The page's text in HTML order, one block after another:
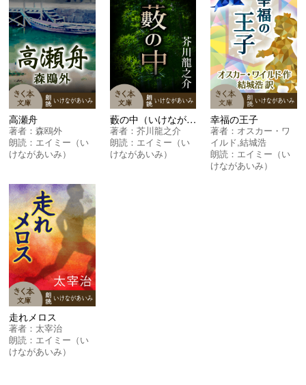
高瀬舟
著者：森鴎外
朗読： エイミー（い
けながあいみ）
藪の中（いけながあいみ）
著者： 芥川龍之介
朗読： エイミー（い
けながあいみ）
幸福の王子
著者： オスカー・ワ
イルド,結城浩
朗読： エイミー（い
けながあいみ）
走れメロス
著者： 太宰治
朗読： エイミー（い
けながあいみ）